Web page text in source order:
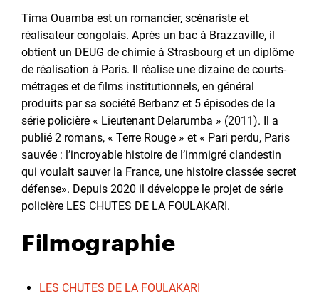
Tima Ouamba est un romancier, scénariste et
réalisateur congolais. Après un bac à Brazzaville, il
obtient un DEUG de chimie à Strasbourg et un diplôme
de réalisation à Paris. Il réalise une dizaine de courts-
métrages et de films institutionnels, en général
produits par sa société Berbanz et 5 épisodes de la
série policière « Lieutenant Delarumba » (2011). Il a
publié 2 romans, « Terre Rouge » et « Pari perdu, Paris
sauvée : l’incroyable histoire de l’immigré clandestin
qui voulait sauver la France, une histoire classée secret
défense». Depuis 2020 il développe le projet de série
policière LES CHUTES DE LA FOULAKARI.
Filmographie
LES CHUTES DE LA FOULAKARI